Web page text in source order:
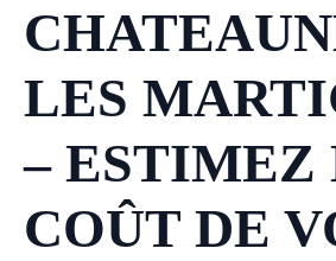
LES
– ESTIMEZ
COÛT DE